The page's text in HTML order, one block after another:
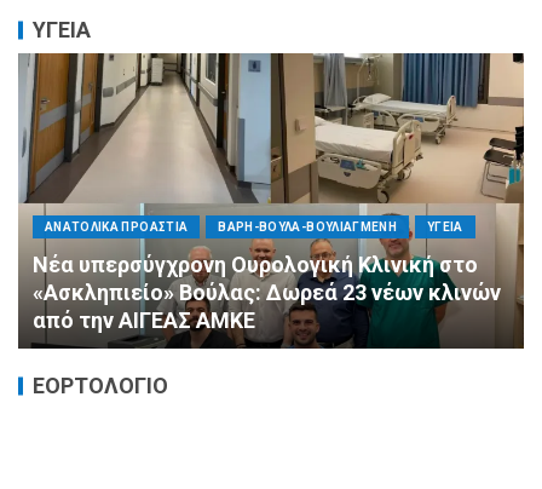
ΥΓΕΙΑ
ΠΟΛΙΤΙΚΗ ΤΡΟΠΟΣ ΖΩΗΣ ΥΓΕΙΑ
«Ημέρα Καρδιάς»: Μια πρωτοποριακή δράση
πρόληψης από τη ΔΗΜ.ΤΟ. Νέας
Φιλαδέλφειας – Νέας Χαλκηδόνας
ΕΟΡΤΟΛΟΓΙΟ